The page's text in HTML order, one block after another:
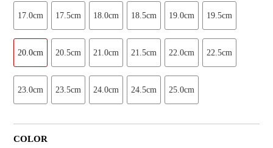
17.0cm 17.5cm 18.0cm 18.5cm 19.0cm 19.5cm
20.0cm 20.5cm 21.0cm 21.5cm 22.0cm 22.5cm
23.0cm 23.5cm 24.0cm 24.5cm 25.0cm
COLOR